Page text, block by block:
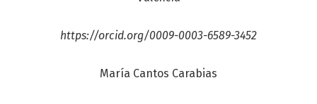
https://orcid.org/0009-0003-6589-3452
María Cantos Carabias